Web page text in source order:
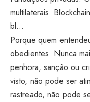
multilaterais.
bl…
Porque quem
obedientes. Nunca
penhora, sanção ou
visto, não pode ser
rastreado, não pode